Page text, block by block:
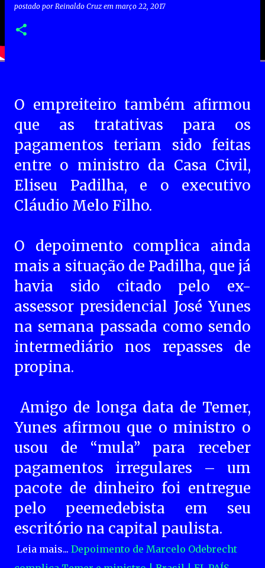
postado por Reinaldo Cruz em março 22, 2017
O empreiteiro também afirmou
que as tratativas para os
pagamentos teriam sido feitas
entre o ministro da Casa Civil,
Eliseu Padilha, e o executivo
Cláudio Melo Filho.
O depoimento complica ainda
mais a situação de Padilha, que já
havia sido citado pelo ex-
assessor presidencial José Yunes
na semana passada como sendo
intermediário nos repasses de
propina.
Amigo de longa data de Temer,
Yunes afirmou que o ministro o
usou de “mula” para receber
pagamentos irregulares – um
pacote de dinheiro foi entregue
pelo peemedebista em seu
escritório na capital paulista.
Leia mais... Depoimento de Marcelo Odebrecht